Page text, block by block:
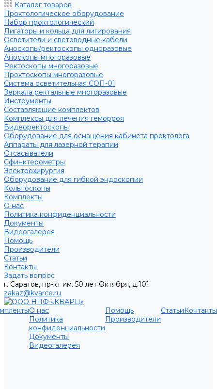
Каталог товаров
Проктологическое оборудование
Набор проктологический
Лигаторы и кольца для лигирования
Осветители и световодные кабели
Аноскопы/ректоскопы одноразовые
Аноскопы многоразовые
Ректоскопы многоразовые
Проктоскопы многоразовые
Система осветительная СОП-01
Зеркала ректальные многоразовые
Инструменты
Составляющие комплектов
Комплексы для лечения геморроя
Видеоректоскопы
Оборудование для оснащения кабинета проктолога
Аппараты для лазерной терапии
Отсасыватели
Сфинктерометры
Электрохирургия
Оборудование для гибкой эндоскопии
Кольпоскопы
Комплекты
О нас
Политика конфиденциальности
Документы
Видеогалерея
Помощь
Производители
Статьи
Контакты
Задать вопрос
г. Саратов, пр-кт им. 50 лет Октября, д.101
zakaz@kvarce.ru
О нас
Политика
конфиденциальности
Документы
Видеогалерея
Помощь
Производители
СтатьиКонтакты